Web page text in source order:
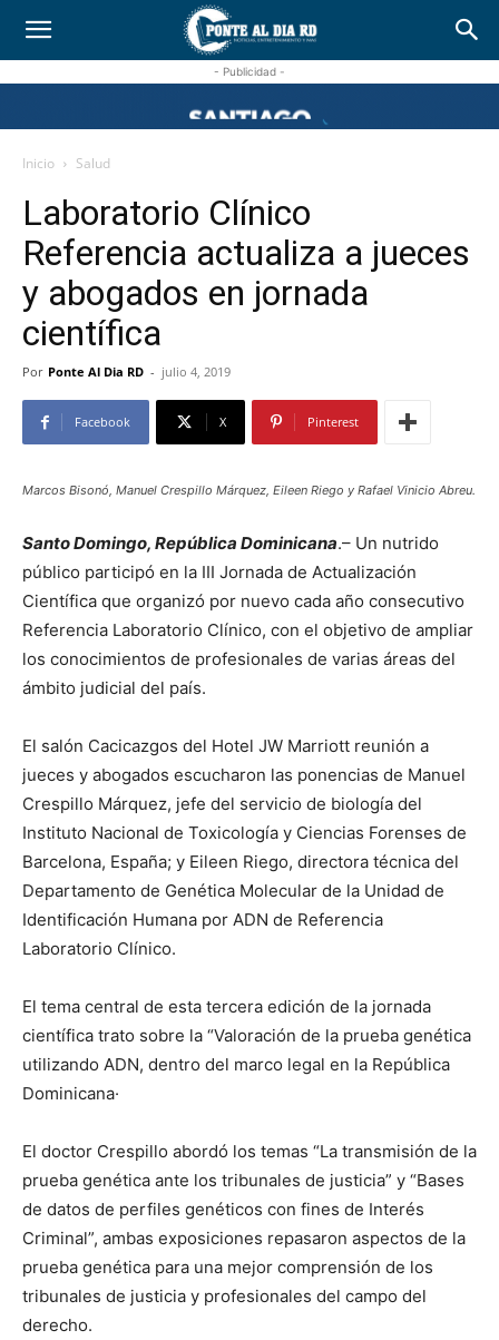
- Publicidad -
Inicio Salud
Laboratorio Clínico
Referencia actualiza a jueces
y abogados en jornada
científica
Por Ponte Al Dia RD - julio 4, 2019
Facebook X Pinterest
Marcos Bisonó, Manuel Crespillo Márquez, Eileen Riego y Rafael Vinicio Abreu.
Santo Domingo, República Dominicana.– Un nutrido
público participó en la III Jornada de Actualización
Científica que organizó por nuevo cada año consecutivo
Referencia Laboratorio Clínico, con el objetivo de ampliar
los conocimientos de profesionales de varias áreas del
ámbito judicial del país.
El salón Cacicazgos del Hotel JW Marriott reunión a
jueces y abogados escucharon las ponencias de Manuel
Crespillo Márquez, jefe del servicio de biología del
Instituto Nacional de Toxicología y Ciencias Forenses de
Barcelona, España; y Eileen Riego, directora técnica del
Departamento de Genética Molecular de la Unidad de
Identificación Humana por ADN de Referencia
Laboratorio Clínico.
El tema central de esta tercera edición de la jornada
científica trato sobre la “Valoración de la prueba genética
utilizando ADN, dentro del marco legal en la República
Dominicana·
El doctor Crespillo abordó los temas “La transmisión de la
prueba genética ante los tribunales de justicia” y “Bases
de datos de perfiles genéticos con fines de Interés
Criminal”, ambas exposiciones repasaron aspectos de la
prueba genética para una mejor comprensión de los
tribunales de justicia y profesionales del campo del
derecho.